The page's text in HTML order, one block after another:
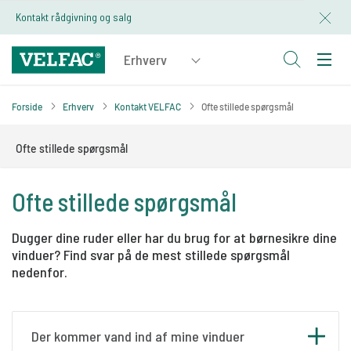
Kontakt rådgivning og salg
Forside Erhverv Kontakt VELFAC Ofte stillede spørgsmål
Ofte stillede spørgsmål
Ofte stillede spørgsmål
Dugger dine ruder eller har du brug for at børnesikre dine
vinduer? Find svar på de mest stillede spørgsmål
nedenfor.
Der kommer vand ind af mine vinduer